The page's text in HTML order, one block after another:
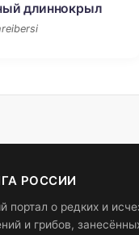
длиннокрыл
РОССИИ
портал о редких и
и грибов,